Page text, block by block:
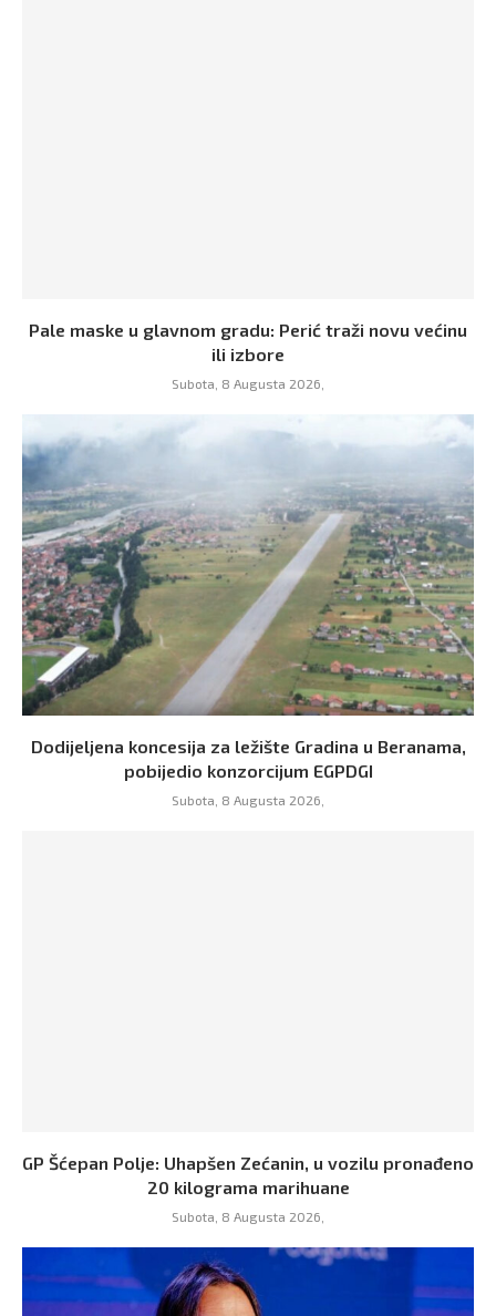
Pale maske u glavnom gradu: Perić traži novu većinu
ili izbore
Subota, 8 Augusta 2026,
Dodijeljena koncesija za ležište Gradina u Beranama,
pobijedio konzorcijum EGPDGI
Subota, 8 Augusta 2026,
GP Šćepan Polje: Uhapšen Zećanin, u vozilu pronađeno
20 kilograma marihuane
Subota, 8 Augusta 2026,